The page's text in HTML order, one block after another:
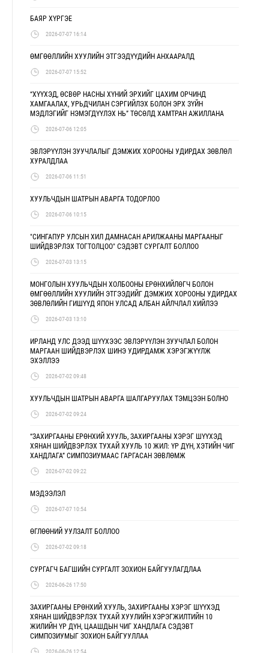
БАЯР ХҮРГЭЕ
2026-07-07 16:14
ӨМГӨӨЛЛИЙН ХУУЛИЙН ЭТГЭЭДҮҮДИЙН АНХААРАЛД
2026-07-07 15:52
“ХҮҮХЭД, ӨСВӨР НАСНЫ ХҮНИЙ ЭРХИЙГ ЦАХИМ ОРЧИНД
ХАМГААЛАХ, УРЬДЧИЛАН СЭРГИЙЛЭХ БОЛОН ЭРХ ЗҮЙН
МЭДЛЭГИЙГ НЭМЭГДҮҮЛЭХ НЬ” ТӨСӨЛД ХАМТРАН АЖИЛЛАНА
2026-07-06 12:05
ЭВЛЭРҮҮЛЭН ЗУУЧЛАЛЫГ ДЭМЖИХ ХОРООНЫ УДИРДАХ ЗӨВЛӨЛ
ХУРАЛДЛАА
2026-07-06 11:51
ХУУЛЬЧДЫН ШАТРЫН АВАРГА ТОДОРЛОО
2026-07-06 10:15
"СИНГАПУР УЛСЫН ХИЛ ДАМНАСАН АРИЛЖААНЫ МАРГААНЫГ
ШИЙДВЭРЛЭХ ТОГТОЛЦОО" СЭДЭВТ СУРГАЛТ БОЛЛОО
2026-07-03 13:15
МОНГОЛЫН ХУУЛЬЧДЫН ХОЛБООНЫ ЕРӨНХИЙЛӨГЧ БОЛОН
ӨМГӨӨЛЛИЙН ХУУЛИЙН ЭТГЭЭДИЙГ ДЭМЖИХ ХОРООНЫ УДИРДАХ
ЗӨВЛӨЛИЙН ГИШҮҮД ЯПОН УЛСАД АЛБАН АЙЛЧЛАЛ ХИЙЛЭЭ
2026-07-03 13:10
ИРЛАНД УЛС ДЭЭД ШҮҮХЭЭС ЭВЛЭРҮҮЛЭН ЗУУЧЛАЛ БОЛОН
МАРГААН ШИЙДВЭРЛЭХ ШИНЭ УДИРДАМЖ ХЭРЭГЖҮҮЛЖ
ЭХЭЛЛЭЭ
2026-07-02 09:48
ХУУЛЬЧДЫН ШАТРЫН АВАРГА ШАЛГАРУУЛАХ ТЭМЦЭЭН БОЛНО
2026-07-02 09:24
“ЗАХИРГААНЫ ЕРӨНХИЙ ХУУЛЬ, ЗАХИРГААНЫ ХЭРЭГ ШҮҮХЭД
ХЯНАН ШИЙДВЭРЛЭХ ТУХАЙ ХУУЛЬ 10 ЖИЛ: ҮР ДҮН, ХЭТИЙН ЧИГ
ХАНДЛАГА” СИМПОЗИУМААС ГАРГАСАН ЗӨВЛӨМЖ
2026-07-02 09:22
МЭДЭЭЛЭЛ
2026-07-07 10:54
ӨГЛӨӨНИЙ УУЛЗАЛТ БОЛЛОО
2026-07-02 09:18
СУРГАГЧ БАГШИЙН СУРГАЛТ ЗОХИОН БАЙГУУЛАГДЛАА
2026-06-26 17:50
ЗАХИРГААНЫ ЕРӨНХИЙ ХУУЛЬ, ЗАХИРГААНЫ ХЭРЭГ ШҮҮХЭД
ХЯНАН ШИЙДВЭРЛЭХ ТУХАЙ ХУУЛИЙН ХЭРЭГЖИЛТИЙН 10
ЖИЛИЙН ҮР ДҮН, ЦААШДЫН ЧИГ ХАНДЛАГА СЭДЭВТ
СИМПОЗИУМЫГ ЗОХИОН БАЙГУУЛЛАА
2026-06-26 12:54